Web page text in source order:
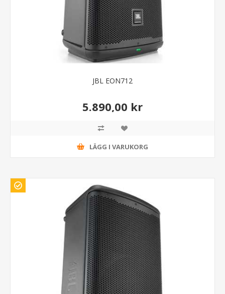
JBL EON712
5.890,00 kr
LÄGG I VARUKORG